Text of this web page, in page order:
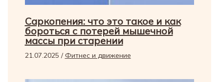
Саркопения: что это такое и как
бороться с потерей мышечной
массы при старении
21.07.2025 / Фитнес и движение